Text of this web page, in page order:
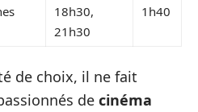
18h30,
21h30
1h40
de choix, il ne fait
de cinéma